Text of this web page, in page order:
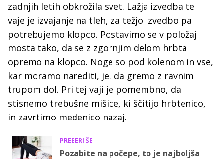
zadnjih letih obkrožila svet. Lažja izvedba te
vaje je izvajanje na tleh, za težjo izvedbo pa
potrebujemo klopco. Postavimo se v položaj
mosta tako, da se z zgornjim delom hrbta
opremo na klopco. Noge so pod kolenom in vse,
kar moramo narediti, je, da gremo z ravnim
trupom dol. Pri tej vaji je pomembno, da
stisnemo trebušne mišice, ki ščitijo hrbtenico,
in zavrtimo medenico nazaj.
PREBERI ŠE
Pozabite na počepe, to je najboljša